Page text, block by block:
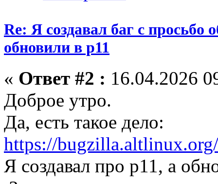
Re: Я создавал баг с просьбо
обновили в p11
« Ответ #2 : 16.04.2026
Доброе утро.
Да, есть такое дело:
https://
Я создавал про p11, а